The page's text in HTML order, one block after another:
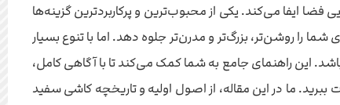
فضا ایفا می‌کند. یکی از محبوب‌ترین و پرکاربردترین گزینه‌ها
را روشن‌تر، بزرگ‌تر و مدرن‌تر جلوه دهد. اما با تنوع بسیار
این راهنمای جامع به شما کمک می‌کند تا با آگاهی کامل،
ما در این مقاله، از اصول اولیه و تاریخچه کاشی سفید